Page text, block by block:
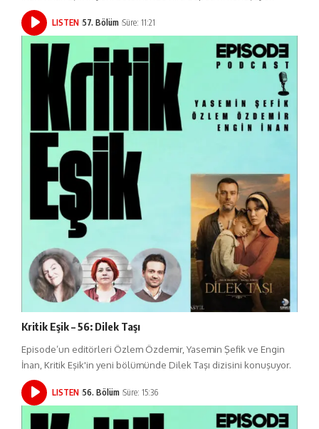
LISTEN 57. Bölüm Süre: 11:21
Kritik Eşik – 56: Dilek Taşı
Episode’un editörleri Özlem Özdemir, Yasemin Şefik ve Engin
İnan, Kritik Eşik'in yeni bölümünde Dilek Taşı dizisini konuşuyor.
LISTEN 56. Bölüm Süre: 15:36